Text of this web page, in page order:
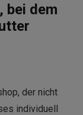
bei dem
der nicht
individuell